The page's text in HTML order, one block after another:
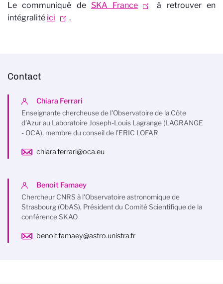
Le communiqué de SKA France
à retrouver en
intégralité ici .
Contact
Chiara Ferrari
Enseignante chercheuse de l'Observatoire de la Côte
d'Azur au Laboratoire Joseph-Louis Lagrange (LAGRANGE
- OCA), membre du conseil de l’ERIC LOFAR
chiara.ferrari@oca.eu
Benoit Famaey
Chercheur CNRS à l'Observatoire astronomique de
Strasbourg (ObAS), Président du Comité Scientifique de la
conférence SKAO
benoit.famaey@astro.unistra.fr